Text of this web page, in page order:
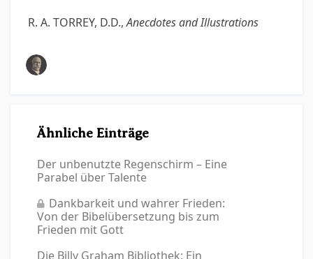
R. A. TORREY, D.D.,Anecdotes and Illustrations
Ähnliche Einträge
Der unbenutzte Regenschirm – Eine
Parabel über Talente
Dankbarkeit und wahrer Frieden:
Von der Bibelübersetzung bis zum
Frieden mit Gott
Die Billy Graham Bibliothek: Ein